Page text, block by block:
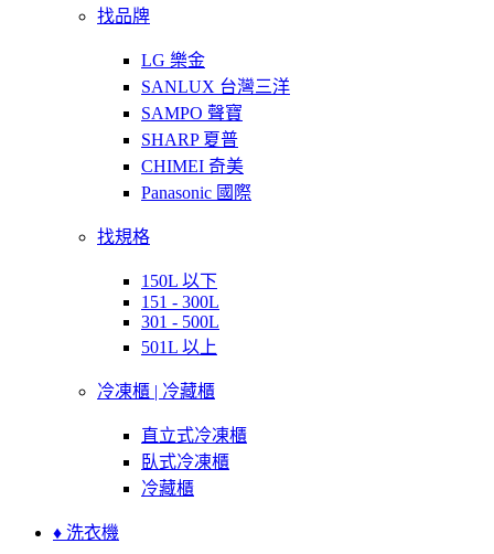
找品牌
LG 樂金
SANLUX 台灣三洋
SAMPO 聲寶
SHARP 夏普
CHIMEI 奇美
Panasonic 國際
找規格
150L 以下
151 - 300L
301 - 500L
501L 以上
冷凍櫃 | 冷藏櫃
直立式冷凍櫃
臥式冷凍櫃
冷藏櫃
♦ 洗衣機